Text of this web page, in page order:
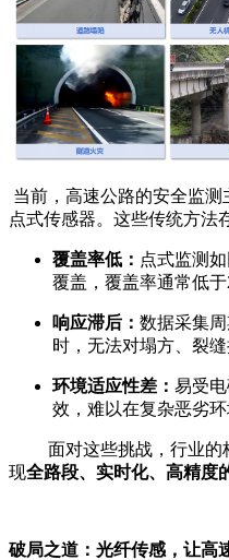
当前，高速公路的安全监
点式传感器。这些传统方法
覆盖率低： 点式监测
覆盖，覆盖率通常低于
响应滞后： 数据采集
时，无法对塌方、裂
环境适应性差： 易受
效，难以在复杂恶劣环
面对这些挑战，行业
现全路段、实时化、高精度
破局之道：光纤传感，让高